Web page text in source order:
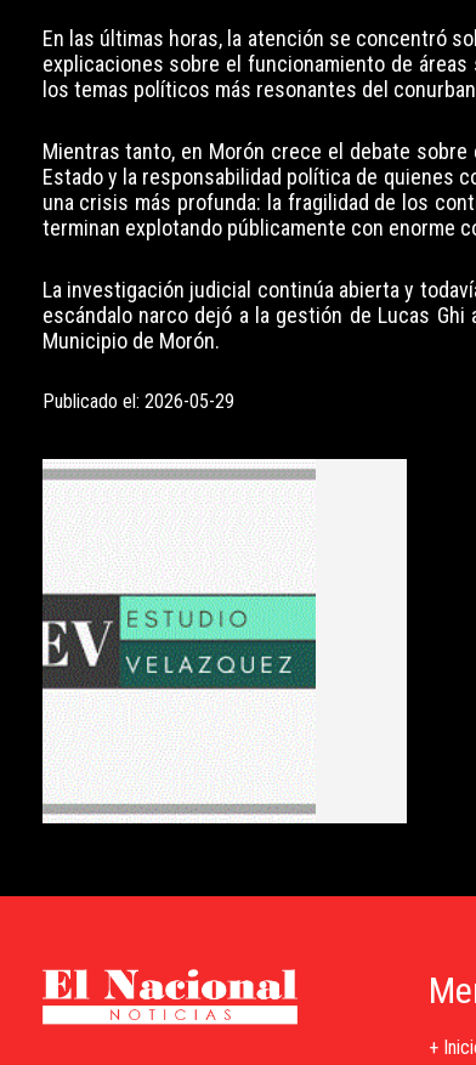
En las últimas horas, la atención se concentró
explicaciones sobre el funcionamiento de
los temas políticos más resonantes del
Mientras tanto, en Morón crece el debate
Estado y la responsabilidad política de quienes
una crisis más profunda: la fragilidad de los
terminan explotando públicamente con enorme
La investigación judicial continúa abierta y
escándalo narco dejó a la gestión de Lucas
Municipio de Morón.
Publicado el: 2026-05-29
+